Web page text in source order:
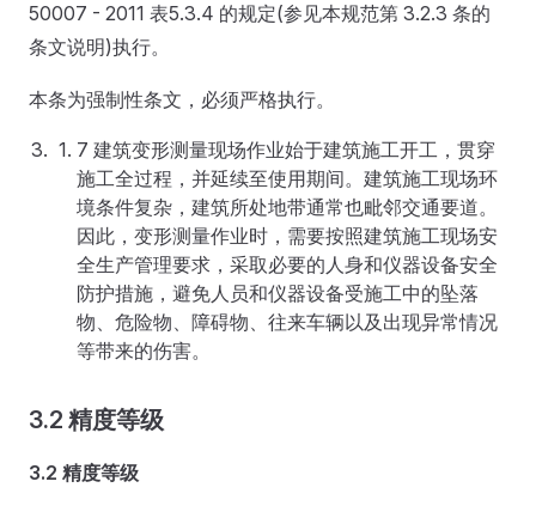
50007 - 2011 表5.3.4 的规定(参见本规范第 3.2.3 条的
条文说明)执行。
本条为强制性条文，必须严格执行。
7 建筑变形测量现场作业始于建筑施工开工，贯穿
施工全过程，并延续至使用期间。建筑施工现场环
境条件复杂，建筑所处地带通常也毗邻交通要道。
因此，变形测量作业时，需要按照建筑施工现场安
全生产管理要求，采取必要的人身和仪器设备安全
防护措施，避免人员和仪器设备受施工中的坠落
物、危险物、障碍物、往来车辆以及出现异常情况
等带来的伤害。
3.2 精度等级
3.2 精度等级